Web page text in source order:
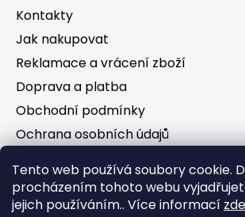
Tento web používá soubory cookie.
procházením tohoto webu
jejich používáním.. Více informací zde
Kontakty
Jak nakupovat
Reklamace a vrácení zboží
Doprava a platba
Obchodní podmínky
Ochrana osobních údajů
Facebook